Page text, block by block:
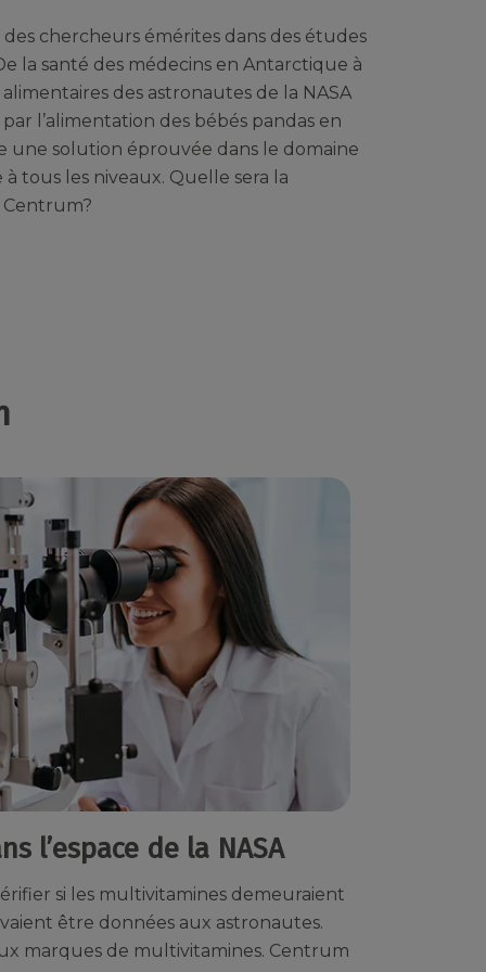
chercheurs émérites dans des études
la santé des médecins en Antarctique à
des astronautes de la NASA
par l’alimentation des bébés pandas en
une solution éprouvée dans le domaine
tous les niveaux. Quelle sera la
l’espace de la NASA
si les multivitamines demeuraient
être données aux astronautes.
marques de multivitamines. Centrum